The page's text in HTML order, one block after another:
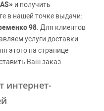
и получить
в нашей точке выдачи:
98 . Для клиентов
услуги доставки
этого на странице
Ваш заказ.
интернет-